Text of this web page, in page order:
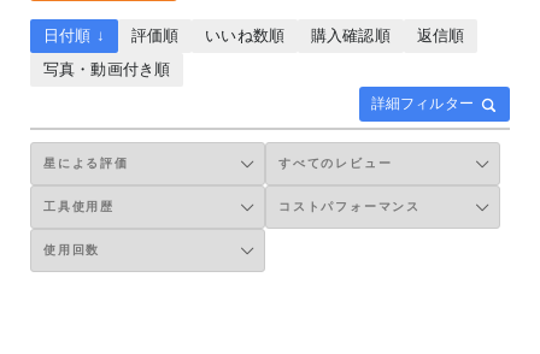
詳細フィルター
日付順 ↓ 評価順 いいね数順 購入確認順
返信順
写真・動画付き順